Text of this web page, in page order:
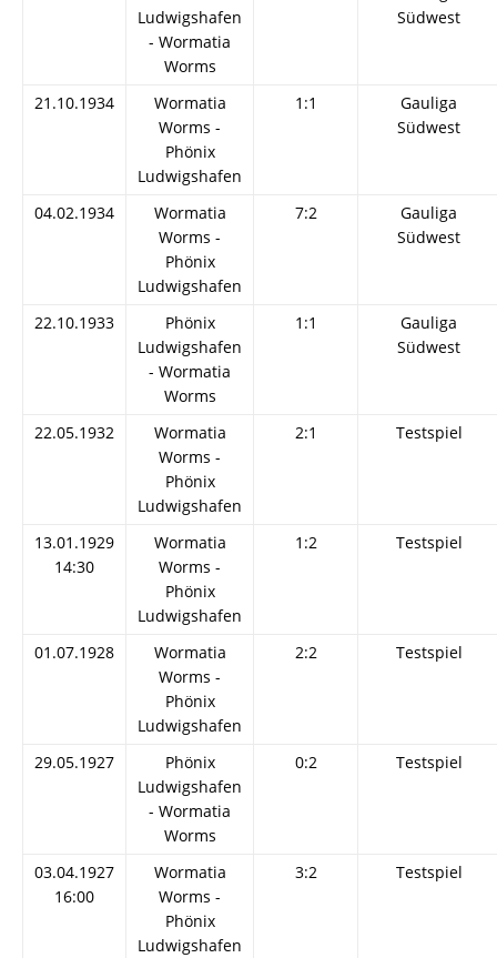
Ludwigshafen
- Wormatia
Worms
Südwest
21.10.1934
Wormatia
Worms -
Phönix
Ludwigshafen
1:1
Gauliga
Südwest
04.02.1934
Wormatia
Worms -
Phönix
Ludwigshafen
7:2
Gauliga
Südwest
22.10.1933
Phönix
Ludwigshafen
- Wormatia
Worms
1:1
Gauliga
Südwest
22.05.1932
Wormatia
Worms -
Phönix
Ludwigshafen
2:1 Testspiel
13.01.1929
14:30
Wormatia
Worms -
Phönix
Ludwigshafen
1:2 Testspiel
01.07.1928
Wormatia
Worms -
Phönix
Ludwigshafen
2:2 Testspiel
29.05.1927
Phönix
Ludwigshafen
- Wormatia
Worms
0:2 Testspiel
03.04.1927
16:00
Wormatia
Worms -
Phönix
Ludwigshafen
3:2 Testspiel